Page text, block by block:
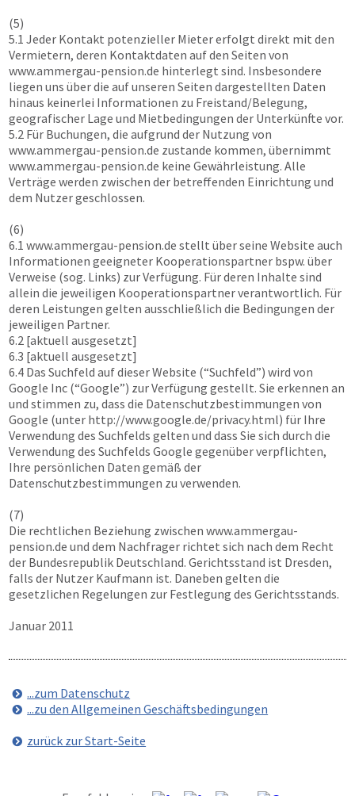
(5)
5.1 Jeder Kontakt potenzieller Mieter erfolgt direkt mit den
Vermietern, deren Kontaktdaten auf den Seiten von
www.ammergau-pension.de hinterlegt sind. Insbesondere
liegen uns über die auf unseren Seiten dargestellten Daten
hinaus keinerlei Informationen zu Freistand/Belegung,
geografischer Lage und Mietbedingungen der Unterkünfte vor.
5.2 Für Buchungen, die aufgrund der Nutzung von
www.ammergau-pension.de zustande kommen, übernimmt
www.ammergau-pension.de keine Gewährleistung. Alle
Verträge werden zwischen der betreffenden Einrichtung und
dem Nutzer geschlossen.
(6)
6.1 www.ammergau-pension.de stellt über seine Website auch
Informationen geeigneter Kooperationspartner bspw. über
Verweise (sog. Links) zur Verfügung. Für deren Inhalte sind
allein die jeweiligen Kooperationspartner verantwortlich. Für
deren Leistungen gelten ausschließlich die Bedingungen der
jeweiligen Partner.
6.2 [aktuell ausgesetzt]
6.3 [aktuell ausgesetzt]
6.4 Das Suchfeld auf dieser Website (“Suchfeld”) wird von
Google Inc (“Google”) zur Verfügung gestellt. Sie erkennen an
und stimmen zu, dass die Datenschutzbestimmungen von
Google (unter http://www.google.de/privacy.html) für Ihre
Verwendung des Suchfelds gelten und dass Sie sich durch die
Verwendung des Suchfelds Google gegenüber verpflichten,
Ihre persönlichen Daten gemäß der
Datenschutzbestimmungen zu verwenden.
(7)
Die rechtlichen Beziehung zwischen www.ammergau-
pension.de und dem Nachfrager richtet sich nach dem Recht
der Bundesrepublik Deutschland. Gerichtsstand ist Dresden,
falls der Nutzer Kaufmann ist. Daneben gelten die
gesetzlichen Regelungen zur Festlegung des Gerichtsstands.
Januar 2011
...zum Datenschutz
...zu den Allgemeinen Geschäftsbedingungen
zurück zur Start-Seite